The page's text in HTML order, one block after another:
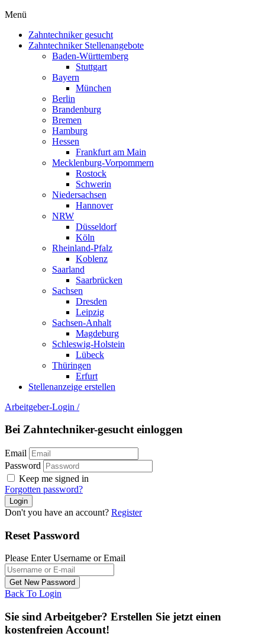
Menü
Zahntechniker gesucht
Zahntechniker Stellenangebote
Baden-Württemberg
Stuttgart
Bayern
München
Berlin
Brandenburg
Bremen
Hamburg
Hessen
Frankfurt am Main
Mecklenburg-Vorpommern
Rostock
Schwerin
Niedersachsen
Hannover
NRW
Düsseldorf
Köln
Rheinland-Pfalz
Koblenz
Saarland
Saarbrücken
Sachsen
Dresden
Leipzig
Sachsen-Anhalt
Magdeburg
Schleswig-Holstein
Lübeck
Thüringen
Erfurt
Stellenanzeige erstellen
Arbeitgeber-Login /
Bei Zahntechniker-gesucht einloggen
Email
Password
Keep me signed in
Forgotten password?
Don't you have an account? Register
Reset Password
Please Enter Username or Email
Back To Login
Sie sind Arbeitgeber? Erstellen Sie jetzt einen
kostenfreien Account!